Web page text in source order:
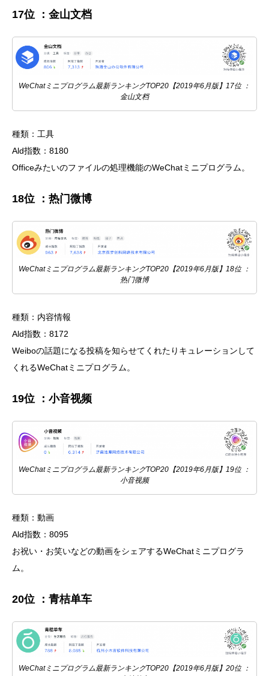
17位 ：金山文档
WeChatミニプログラム最新ランキングTOP20【2019年6月版】17位 ：
金山文档
種類：工具
Ald指数：8180
Officeみたいのファイルの処理機能のWeChatミニプログラム。
18位 ：热门微博
WeChatミニプログラム最新ランキングTOP20【2019年6月版】18位 ：
热门微博
種類：内容情報
Ald指数：8172
Weiboの話題になる投稿を知らせてくれたりキュレーションして
くれるWeChatミニプログラム。
19位 ：小音视频
WeChatミニプログラム最新ランキングTOP20【2019年6月版】19位 ：
小音视频
種類：動画
Ald指数：8095
お祝い・お笑いなどの動画をシェアするWeChatミニプログラ
ム。
20位 ：青桔单车
WeChatミニプログラム最新ランキングTOP20【2019年6月版】20位 ：